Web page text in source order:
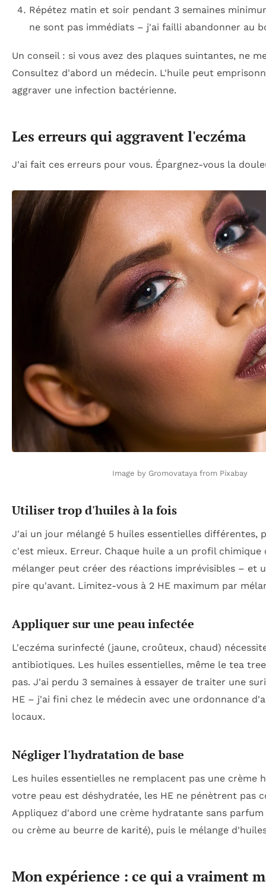
Répétez matin et soir pendant 3 semaines
ne sont pas immédiats – j'ai failli abandonner au
Un conseil : si vous avez des plaques suintantes, ne
Consultez d'abord un médecin. L'huile peut
aggraver une infection bactérienne.
Les erreurs qui aggravent l'eczéma
J'ai fait ces erreurs pour vous. Épargnez-vous la
Image by Gromovataya from Pixabay
Utiliser trop d'huiles à la fois
J'ai un jour mélangé 5 huiles essentielles différentes,
c'est mieux. Erreur. Chaque huile a un profil chimique
mélanger peut créer des réactions imprévisibles – et
pire qu'avant. Limitez-vous à 2 HE maximum par
Appliquer sur une peau infectée
L'eczéma surinfecté (jaune, croûteux, chaud)
antibiotiques. Les huiles essentielles, même le tea
pas. J'ai perdu 3 semaines à essayer de traiter une
HE – j'ai fini chez le médecin avec une ordonnance
locaux.
Négliger l'hydratation de base
Les huiles essentielles ne remplacent pas une crème
votre peau est déshydratée, les HE ne pénètrent pas
Appliquez d'abord une crème hydratante sans
ou crème au beurre de karité), puis le mélange
Mon expérience : ce qui a vraiment